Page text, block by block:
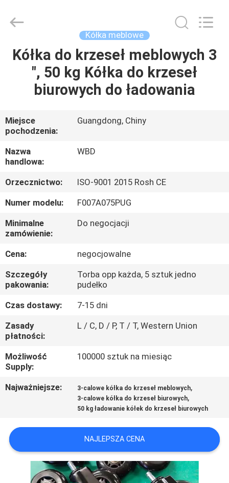
DOM
PRODUKTY
FILMY
O
NAS
WYCIECZKA
PO
FABRYCE
KONTROLA
JAKOŚCI
SKONTAKTUJ
SIĘ
Z
NAMI
WYCENĘ
SITEMAP
Metal
Reserved.
Kółka meblowe
Kółka do krzeseł meblowych 3
", 50 kg Kółka do krzeseł
biurowych do ładowania
Miejsce
pochodzenia:
Guangdong, Chiny
Nazwa
handlowa:
WBD
Orzecznictwo:
ISO-9001 2015 Rosh CE
Numer modelu:
F007A075PUG
Minimalne
zamówienie:
Do negocjacji
Cena:
negocjowalne
Szczegóły
pakowania:
Torba opp każda, 5 sztuk jedno
pudełko
Czas dostawy:
7-15 dni
Zasady
płatności:
L / C, D / P, T / T, Western Union
Możliwość
Supply:
100000 sztuk na miesiąc
Najważniejsze: 3-calowe kółka do krzeseł meblowych,
3-calowe kółka do krzeseł biurowych,
50 kg ładowanie kółek do krzeseł biurowych
NAJLEPSZA CENA